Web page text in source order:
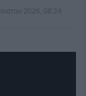
2026, 08:24